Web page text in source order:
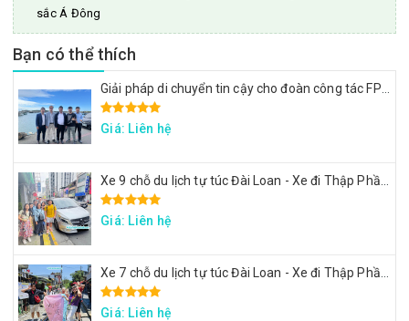
sắc Á Đông
Bạn có thể thích
Giá: Liên hệ
Giá: Liên hệ
Giá: Liên hệ